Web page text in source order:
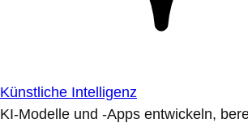
Künstliche Intelligenz
KI-Modelle und -Apps entwickeln,